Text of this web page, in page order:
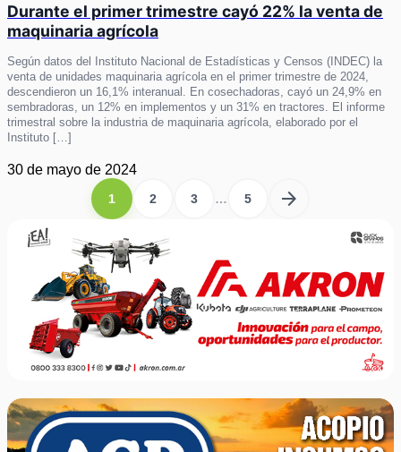
Durante el primer trimestre cayó 22% la venta de
maquinaria agrícola
Según datos del Instituto Nacional de Estadísticas y Censos (INDEC) la
venta de unidades maquinaria agrícola en el primer trimestre de 2024,
descendieron un 16,1% interanual. En cosechadoras, cayó un 24,9% en
sembradoras, un 12% en implementos y un 31% en tractores. El informe
trimestral sobre la industria de maquinaria agrícola, elaborado por el
Instituto […]
30 de mayo de 2024
1 2 3 … 5 arrow_forward